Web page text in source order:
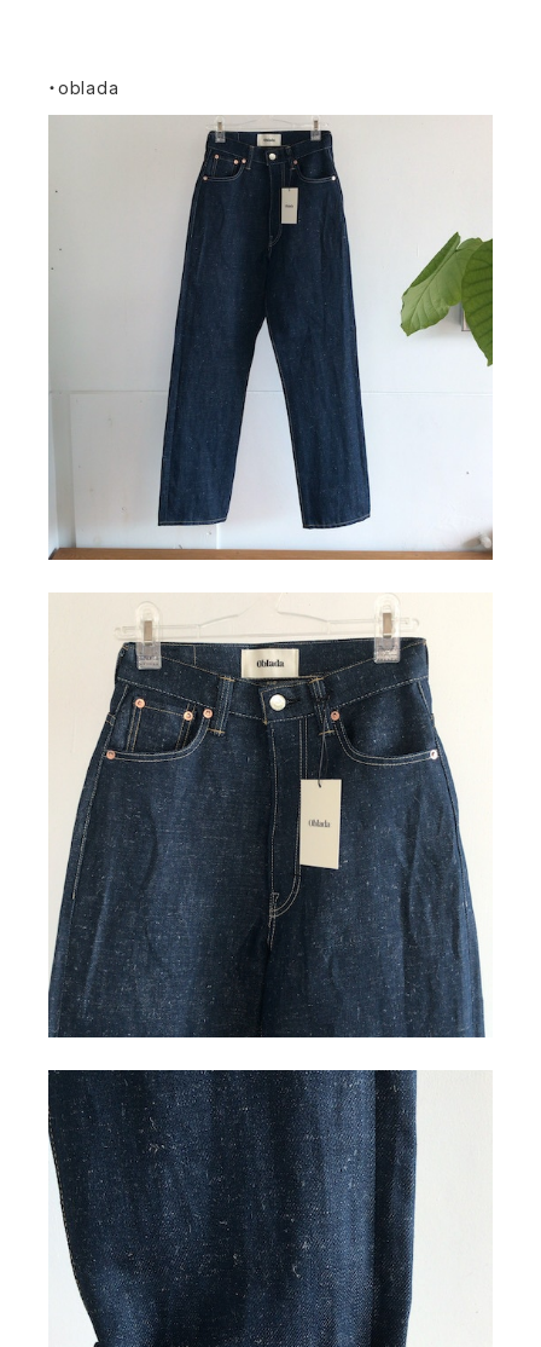
・oblada